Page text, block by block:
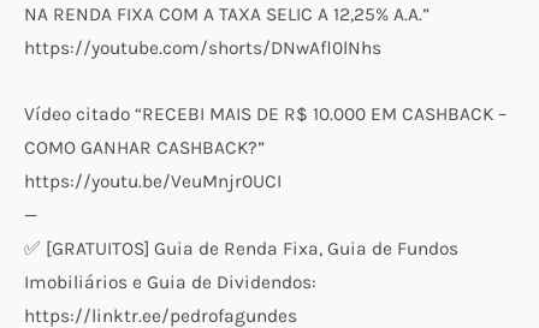
NA RENDA FIXA COM A TAXA SELIC A 12,25% A.A.”
https://youtube.com/shorts/DNwAfl0lNhs
Vídeo citado “RECEBI MAIS DE R$ 10.000 EM CASHBACK –
COMO GANHAR CASHBACK?”
https://youtu.be/VeuMnjr0UCI
—
✅ [GRATUITOS] Guia de Renda Fixa, Guia de Fundos
Imobiliários e Guia de Dividendos:
https://linktr.ee/pedrofagundes